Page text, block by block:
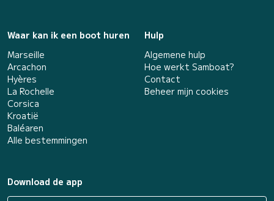
Waar kan ik een boot huren
Marseille
Arcachon
Hyères
La Rochelle
Corsica
Kroatië
Baléaren
Alle bestemmingen
Hulp
Algemene hulp
Hoe werkt Samboat?
Contact
Beheer mijn cookies
Download de app